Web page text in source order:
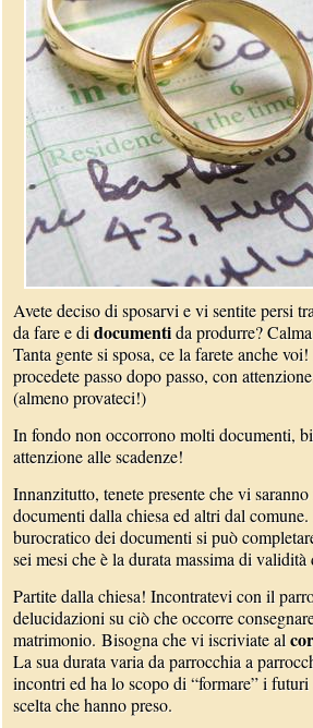
Avete deciso di sposarvi e vi sentite persi
da fare e didocumentida produrre?
Tanta gente si sposa, ce la farete anche
procedete passo dopo passo, con
(almeno provateci!)
In fondo non occorrono molti documenti,
attenzione alle scadenze!
Innanzitutto, tenete presente che vi
documenti dalla chiesa ed altri dal
burocratico dei documenti si può
sei mesi che è la durata massima di
Partite dalla chiesa! Incontratevi con il
delucidazioni su ciò che occorre
matrimonio. Bisogna che vi iscriviate al
La sua durata varia da parrocchia a
incontri ed ha lo scopo di “formare” i
scelta che hanno preso.